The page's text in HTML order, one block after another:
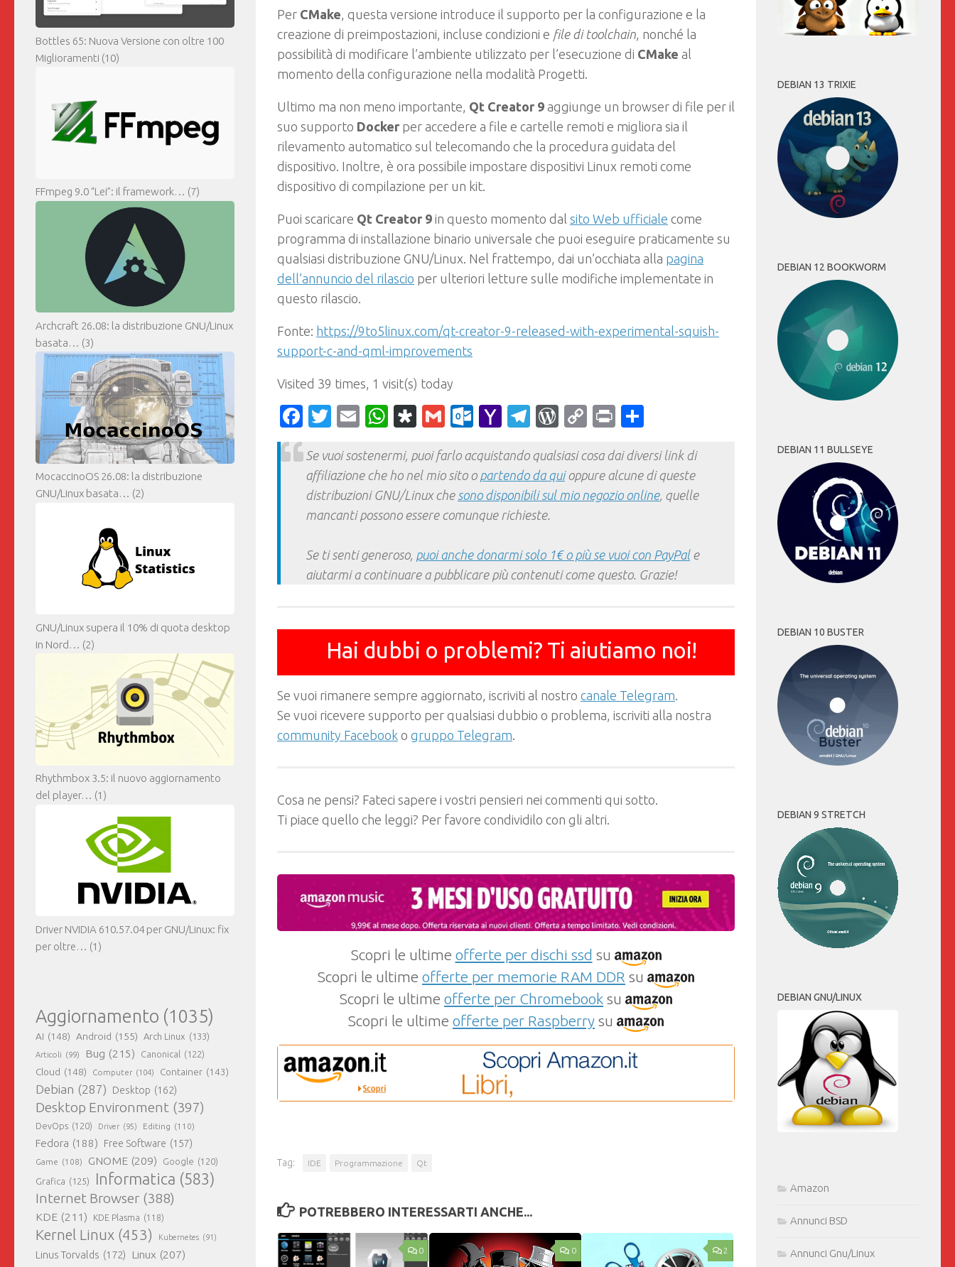
Per CMake, questa versione introduce il supporto per la configurazione e la
creazione di preimpostazioni, incluse condizioni e file di toolchain, nonché la
possibilità di modificare l’ambiente utilizzato per l’esecuzione di CMake al
momento della configurazione nella modalità Progetti.
Ultimo ma non meno importante, Qt Creator 9 aggiunge un browser di file per il
suo supporto Docker per accedere a file e cartelle remoti e migliora sia il
rilevamento automatico sul telecomando che la procedura guidata del
dispositivo. Inoltre, è ora possibile impostare dispositivi Linux remoti come
dispositivo di compilazione per un kit.
Puoi scaricare Qt Creator 9 in questo momento dal sito Web ufficiale come
programma di installazione binario universale che puoi eseguire praticamente su
qualsiasi distribuzione GNU/Linux. Nel frattempo, dai un’occhiata alla pagina
dell’annuncio del rilascio per ulteriori letture sulle modifiche implementate in
questo rilascio.
Fonte: https://9to5linux.com/qt-creator-9-released-with-experimental-squish-
support-c-and-qml-improvements
Visited 39 times, 1 visit(s) today
Facebook
Twitter
EmailWhatsApp
Diaspora
GmailOutlook.com
YahooTelegram
WordPress
CopyPrint
Se vuoi sostenermi, puoi farlo acquistando qualsiasi cosa dai diversi link di
affiliazione che ho nel mio sito o partendo da quioppure alcune di queste
distribuzioni GNU/Linux che sono disponibili sul mio negozio online, quelle
mancanti possono essere comunque richieste.
Se ti senti generoso, puoi anche donarmi solo 1€ o più se vuoi con PayPale
aiutarmi a continuare a pubblicare più contenuti come questo. Grazie!
Hai dubbi o problemi? Ti aiutiamo noi!
Se vuoi rimanere sempre aggiornato, iscriviti al nostro canale Telegram.
Se vuoi ricevere supporto per qualsiasi dubbio o problema, iscriviti alla nostra
community Facebook o gruppo Telegram.
Cosa ne pensi? Fateci sapere i vostri pensieri nei commenti qui sotto.
Ti piace quello che leggi? Per favore condividilo con gli altri.
Scopri le ultime offerte per dischi ssd su
Scopri le ultime offerte per memorie RAM DDR su
Scopri le ultime offerte per Chromebook su
Scopri le ultime offerte per Raspberry su
Tag: IDE Programmazione Qt
POTREBBERO INTERESSARTI ANCHE...
0 0 2
Bottles 65: Nuova Versione con oltre 100
Miglioramenti (10)
FFmpeg 9.0 “Lei”: il framework… (7)
Archcraft 26.08: la distribuzione GNU/Linux
basata… (3)
MocaccinoOS 26.08: la distribuzione
GNU/Linux basata… (2)
GNU/Linux supera il 10% di quota desktop
in Nord… (2)
Rhythmbox 3.5: il nuovo aggiornamento
del player… (1)
Driver NVIDIA 610.57.04 per GNU/Linux: fix
per oltre… (1)
Aggiornamento (1035)
AI (148) Android (155) Arch Linux (133)
Articoli (99) Bug (215) Canonical (122)
Cloud (148) Computer (104) Container (143)
Debian (287) Desktop (162)
Desktop Environment (397)
DevOps (120) Driver (95) Editing (110)
Fedora (188) Free Software (157)
Game (108) GNOME (209) Google (120)
Grafica (125) Informatica (583)
Internet Browser (388)
KDE (211) KDE Plasma (118)
Kernel Linux (453) Kubernetes (91)
Linus Torvalds (172) Linux (207)
DEBIAN 13 TRIXIE
DEBIAN 12 BOOKWORM
DEBIAN 11 BULLSEYE
DEBIAN 10 BUSTER
DEBIAN 9 STRETCH
DEBIAN GNU/LINUX
Amazon
Annunci BSD
Annunci Gnu/Linux